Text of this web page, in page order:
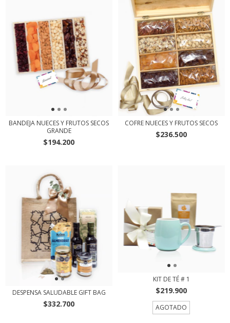
BANDEJA NUECES Y FRUTOS SECOS
GRANDE
$194.200
COFRE NUECES Y FRUTOS SECOS
$236.500
DESPENSA SALUDABLE GIFT BAG
$332.700
KIT DE TÉ # 1
$219.900
AGOTADO